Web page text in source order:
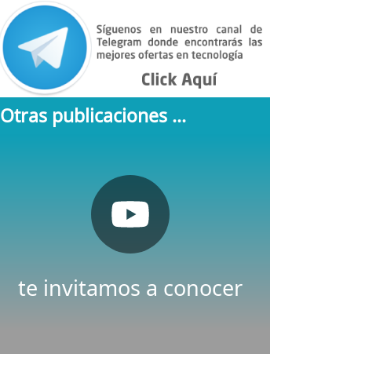
Otras publicaciones ...
te invitamos a conocer
Nuestro canal de
Youtube
Pulsa aquí